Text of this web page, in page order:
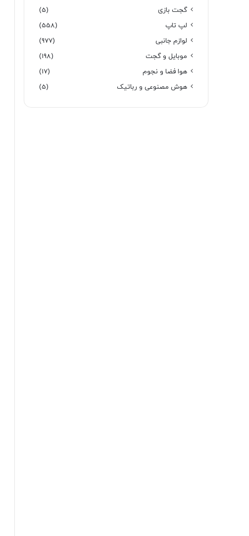
گجت بازی
(5)
لپ تاپ
(558)
لوازم جانبی
(977)
موبایل و گجت
(198)
هوا فضا و نجوم
(17)
هوش مصنوعی و رباتیک
(5)